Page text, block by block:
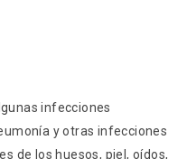
infecciones
y otras infecciones
de los huesos, piel, oídos,